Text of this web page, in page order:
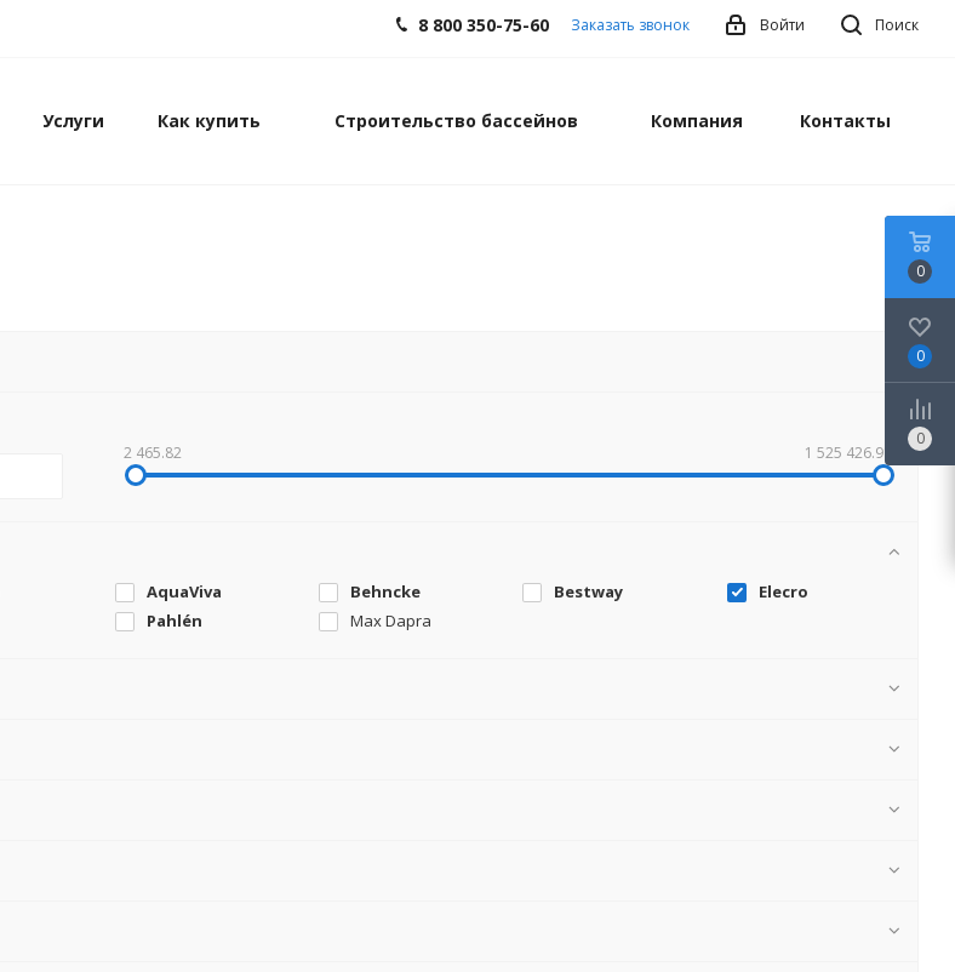
Поиск
Войти
8 800 350-75-60 Заказать звонок
Услуги Как купить Строительство бассейнов Компания Контакты
2 465.82 1 525 426.91
AquaViva Behncke Bestway
Elecro
Pahlén Max Dapra
0
0
0